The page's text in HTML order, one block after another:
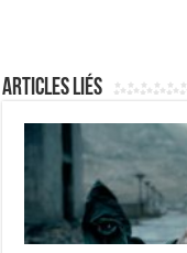
Articles liés